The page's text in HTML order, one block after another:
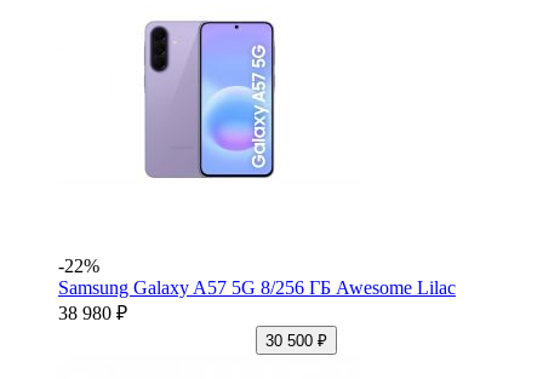
-22%
Samsung Galaxy A57 5G 8/256 ГБ Awesome Lilac
38 980 ₽
30 500 ₽